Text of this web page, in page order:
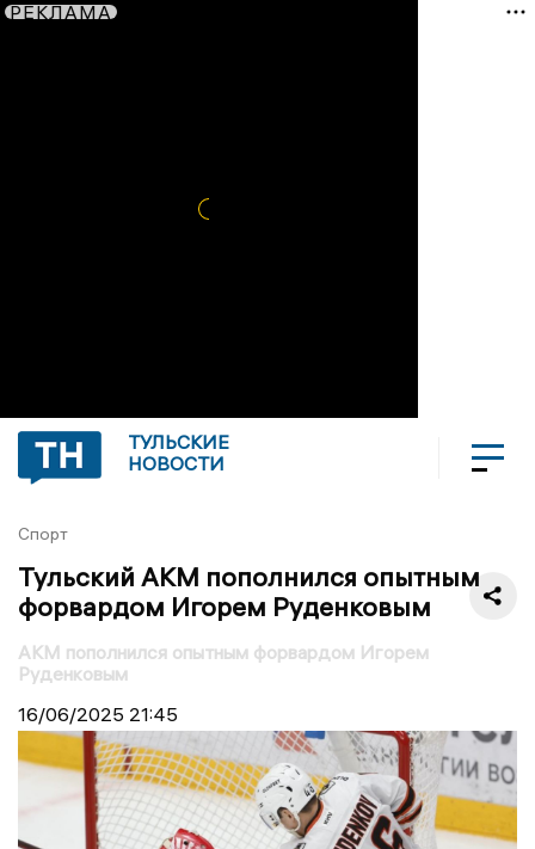
РЕКЛАМА
ТУЛЬСКИЕ
НОВОСТИ
Спорт
Тульский АКМ пополнился опытным
форвардом Игорем Руденковым
АКМ пополнился опытным форвардом Игорем
Руденковым
16/06/2025 21:45